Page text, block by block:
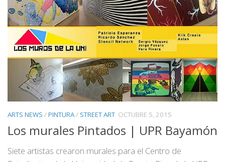
ARTS NEWS /PINTURA/ STREET ART OCTUBRE 5, 2015
Los murales Pintados | UPR Bayamón
Siete artistas crearon murales para el Centro de